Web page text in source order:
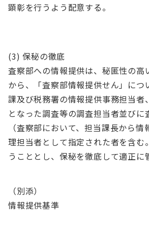
顕彰を行うよう配意する。
(3) 保秘の徹底
査察部への情報提供は、秘匿性の高
から、「査察部情報提供せん」につ
課及び税務署の情報提供事務担当者
となった調査等の調査担当者並びに
（査察部において、担当課長から
理担当者として指定された者を含む
うこととし、保秘を徹底して適正に
（別添）
情報提供基準